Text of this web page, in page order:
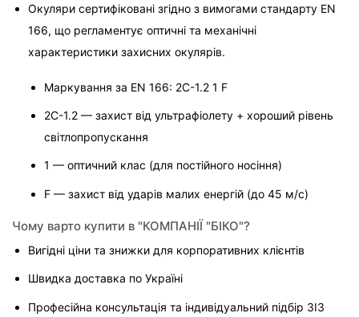
Окуляри сертифіковані згідно з вимогами стандарту EN
166, що регламентує оптичні та механічні
характеристики захисних окулярів.
Маркування за EN 166: 2C-1.2 1 F
2C-1.2 — захист від ультрафіолету + хороший рівень
світлопропускання
1 — оптичний клас (для постійного носіння)
F — захист від ударів малих енергій (до 45 м/с)
Чому варто купити в "КОМПАНІЇ "БІКО"?
Вигідні ціни та знижки для корпоративних клієнтів
Швидка доставка по Україні
Професійна консультація та індивідуальний підбір ЗІЗ